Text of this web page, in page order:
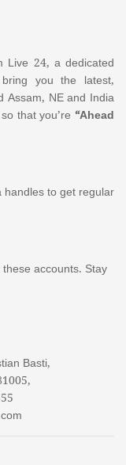
Live 24, a dedicated
you the latest,
Assam, NE and India
that you’re “Ahead
handles to get regular
accounts. Stay
Basti,